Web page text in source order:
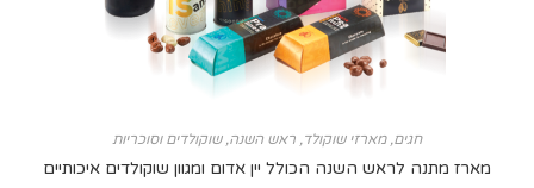
מארזי שוקולד,ראש השנה,שוקולדים וסוכריות
לראש השנה הכולל יין אדום ומגוון שוקולדים איכותיים